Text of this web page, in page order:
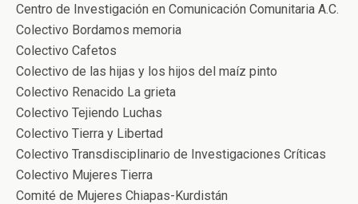
Centro de Investigación en Comunicación Comunitaria A.C.
Colectivo Bordamos memoria
Colectivo Cafetos
Colectivo de las hijas y los hijos del maíz pinto
Colectivo Renacido La grieta
Colectivo Tejiendo Luchas
Colectivo Tierra y Libertad
Colectivo Transdisciplinario de Investigaciones Críticas
Colectivo Mujeres Tierra
Comité de Mujeres Chiapas-Kurdistán